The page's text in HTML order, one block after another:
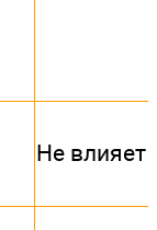
Не влияет